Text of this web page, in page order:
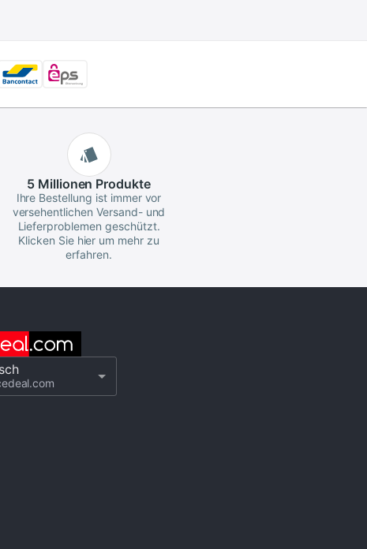
5 Millionen Produkte
Ihre Bestellung ist immer vor
versehentlichen Versand- und
Lieferproblemen geschützt.
Klicken Sie hier um mehr zu
erfahren.